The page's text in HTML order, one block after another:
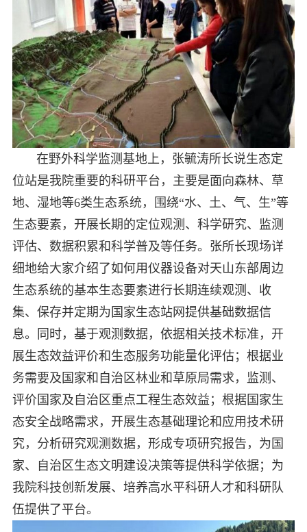
在野外科学监测基地上，张毓涛所长说生态定
位站是我院重要的科研平台，主要是面向森林、草
地、湿地等6类生态系统，围绕“水、土、气、生”等
生态要素，开展长期的定位观测、科学研究、监测
评估、数据积累和科学普及等任务。张所长现场详
细地给大家介绍了如何用仪器设备对天山东部周边
生态系统的基本生态要素进行长期连续观测、收
集、保存并定期为国家生态站网提供基础数据信
息。同时，基于观测数据，依据相关技术标准，开
展生态效益评价和生态服务功能量化评估；根据业
务需要及国家和自治区林业和草原局需求，监测、
评价国家及自治区重点工程生态效益；根据国家生
态安全战略需求，开展生态基础理论和应用技术研
究，分析研究观测数据，形成专项研究报告，为国
家、自治区生态文明建设决策等提供科学依据；为
我院科技创新发展、培养高水平科研人才和科研队
伍提供了平台。